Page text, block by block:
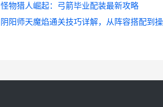
怪物猎人崛起：弓箭毕业配装最新攻略